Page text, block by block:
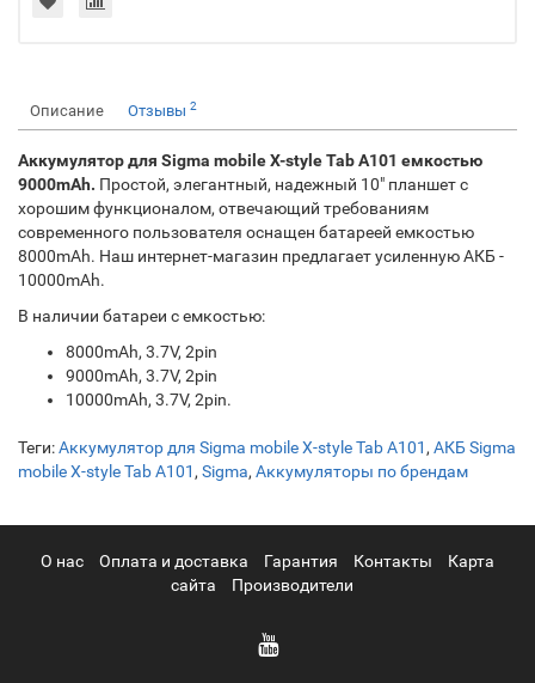
Описание Отзывы 2
Аккумулятор для Sigma mobile X-style Tab A101 емкостью
9000mAh. Простой, элегантный, надежный 10" планшет с
хорошим функционалом, отвечающий требованиям
современного пользователя оснащен батареей емкостью
8000mAh. Наш интернет-магазин предлагает усиленную АКБ -
10000mAh.
В наличии батареи с емкостью:
8000mAh, 3.7V, 2pin
9000mAh, 3.7V, 2pin
10000mAh, 3.7V, 2pin.
Теги:Аккумулятор для Sigma mobile X-style Tab A101 , АКБ Sigma
mobile X-style Tab A101 , Sigma, Аккумуляторы по брендам
О нас Оплата и доставка Гарантия Контакты
Карта
сайта
Производители